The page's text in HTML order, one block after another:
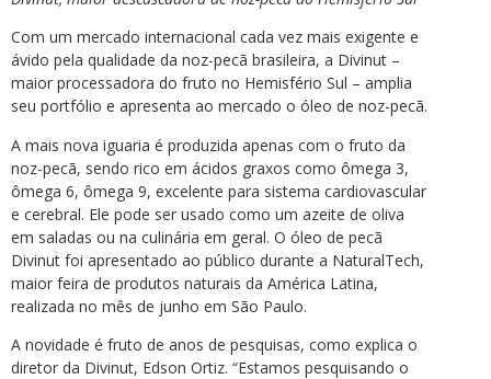
Com um mercado internacional cada vez mais exigente e
ávido pela qualidade da noz-pecã brasileira, a Divinut –
maior processadora do fruto no Hemisfério Sul – amplia
seu portfólio e apresenta ao mercado o óleo de noz-pecã.
A mais nova iguaria é produzida apenas com o fruto da
noz-pecã, sendo rico em ácidos graxos como ômega 3,
ômega 6, ômega 9, excelente para sistema cardiovascular
e cerebral. Ele pode ser usado como um azeite de oliva
em saladas ou na culinária em geral. O óleo de pecã
Divinut foi apresentado ao público durante a NaturalTech,
maior feira de produtos naturais da América Latina,
realizada no mês de junho em São Paulo.
A novidade é fruto de anos de pesquisas, como explica o
diretor da Divinut, Edson Ortiz. “Estamos pesquisando o